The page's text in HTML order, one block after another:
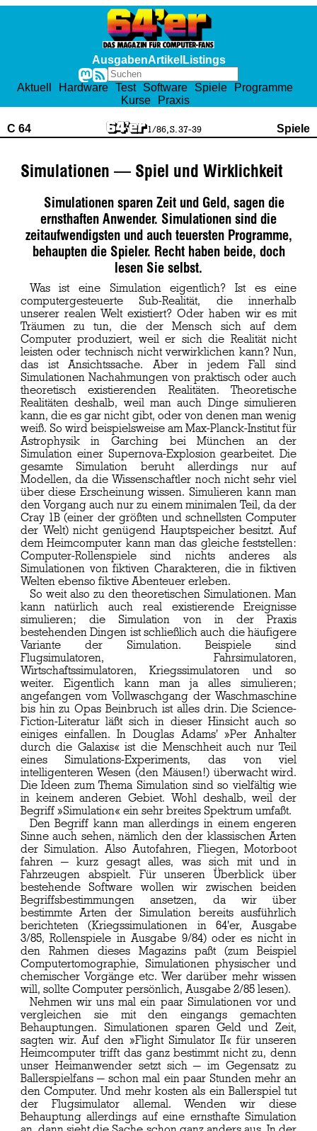
AusgabenArtikel Listings
Aktuell Hardware Test Software Spiele
Programme
Kurse
Praxis
C 64 Spiele
1/86, S. 37-39
Simulationen — Spiel und Wirklichkeit
Simulationen sparen Zeit und Geld, sagen die
ernsthaften Anwender. Simulationen sind die
zeitaufwendigsten und auch teuersten Programme,
behaupten die Spieler. Recht haben beide, doch
lesen Sie selbst.
Was ist eine Simulation eigentlich? Ist es eine
computergesteuerte Sub-Realität, die innerhalb
unserer realen Welt existiert? Oder haben wir es mit
Träumen zu tun, die der Mensch sich auf dem
Computer produziert, weil er sich die Realität nicht
leisten oder technisch nicht verwirklichen kann? Nun,
das ist Ansichtssache. Aber in jedem Fall sind
Simulationen Nachahmungen von praktisch oder auch
theoretisch existierenden Realitäten. Theoretische
Realitäten deshalb, weil man auch Dinge simulieren
kann, die es gar nicht gibt, oder von denen man wenig
weiß. So wird beispielsweise am Max-Planck-Institut für
Astrophysik in Garching bei München an der
Simulation einer Supernova-Explosion gearbeitet. Die
gesamte Simulation beruht allerdings nur auf
Modellen, da die Wissenschaftler noch nicht sehr viel
über diese Erscheinung wissen. Simulieren kann man
den Vorgang auch nur zu einem minimalen Teil, da der
Cray 1B (einer der größten und schnellsten Computer
der Welt) nicht genügend Hauptspeicher besitzt. Auf
dem Heimcomputer kann man das gleiche feststellen:
Computer-Rollenspiele sind nichts anderes als
Simulationen von fiktiven Charakteren, die in fiktiven
Welten ebenso fiktive Abenteuer erleben.
So weit also zu den theoretischen Simulationen. Man
kann natürlich auch real existierende Ereignisse
simulieren; die Simulation von in der Praxis
bestehenden Dingen ist schließlich auch die häufigere
Variante der Simulation. Beispiele sind
Flugsimulatoren, Fahrsimulatoren,
Wirtschaftssimulatoren, Kriegssimulatoren und so
weiter. Eigentlich kann man ja alles simulieren;
angefangen vom Vollwaschgang der Waschmaschine
bis hin zu Opas Beinbruch ist alles drin. Die Science-
Fiction-Literatur läßt sich in dieser Hinsicht auch so
einiges einfallen. In Douglas Adams' »Per Anhalter
durch die Galaxis« ist die Menschheit auch nur Teil
eines Simulations-Experiments, das von viel
intelligenteren Wesen (den Mäusen!) überwacht wird.
Die Ideen zum Thema Simulation sind so vielfältig wie
in keinem anderen Gebiet. Wohl deshalb, weil der
Begriff »Simulation« ein sehr breites Spektrum umfaßt.
Den Begriff kann man allerdings in einem engeren
Sinne auch sehen, nämlich den der klassischen Arten
der Simulation. Also Autofahren, Fliegen, Motorboot
fahren — kurz gesagt alles, was sich mit und in
Fahrzeugen abspielt. Für unseren Überblick über
bestehende Software wollen wir zwischen beiden
Begriffsbestimmungen ansetzen, da wir über
bestimmte Arten der Simulation bereits ausführlich
berichteten (Kriegssimulationen in 64'er, Ausgabe
3/85, Rollenspiele in Ausgabe 9/84) oder es nicht in
den Rahmen dieses Magazins paßt (zum Beispiel
Computertomographie, Simulationen physischer und
chemischer Vorgänge etc. Wer darüber mehr wissen
will, sollte Computer persönlich, Ausgabe 2/85 lesen).
Nehmen wir uns mal ein paar Simulationen vor und
vergleichen sie mit den eingangs gemachten
Behauptungen. Simulationen sparen Geld und Zeit,
sagten wir. Auf den »Flight Simulator II« für unseren
Heimcomputer trifft das ganz bestimmt nicht zu, denn
unser Heimanwender setzt sich — im Gegensatz zu
Ballerspielfans — schon mal ein paar Stunden mehr an
den Computer. Und mehr kosten als ein Ballerspiel tut
der Flugsimulator allemal. Wenden wir diese
Behauptung allerdings auf eine ernsthafte Simulation